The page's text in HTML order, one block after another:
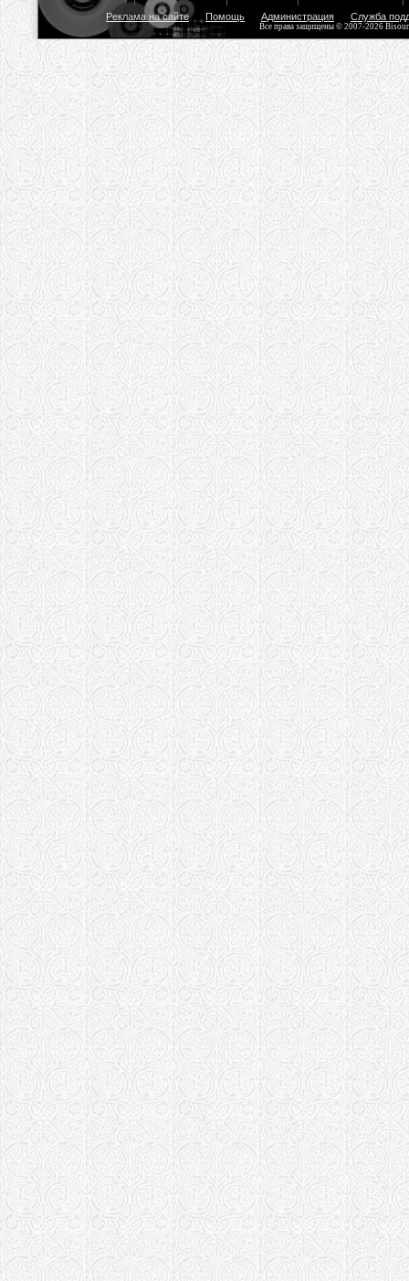
Реклама на сайте Помощь Администрация Служба
Все права защищены © 2007-2026